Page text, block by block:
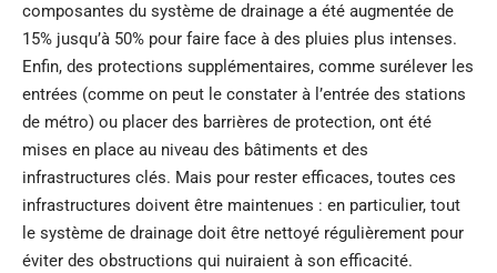
composantes du système de drainage a été augmentée de
15% jusqu’à 50% pour faire face à des pluies plus intenses.
Enfin, des protections supplémentaires, comme surélever les
entrées (comme on peut le constater à l’entrée des stations
de métro) ou placer des barrières de protection, ont été
mises en place au niveau des bâtiments et des
infrastructures clés. Mais pour rester efficaces, toutes ces
infrastructures doivent être maintenues : en particulier, tout
le système de drainage doit être nettoyé régulièrement pour
éviter des obstructions qui nuiraient à son efficacité.